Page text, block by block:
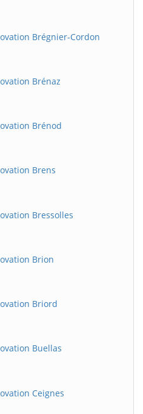
Brégnier-Cordon
Brénaz
Brénod
Brens
Bressolles
Brion
Briord
Buellas
Ceignes